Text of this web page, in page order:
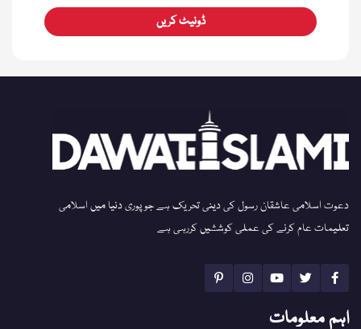
ڈونیٹ کریں
دعوت اسلامی عاشقان رسول کی دینی تحریک ہے جو پوری دنیا میں اسلامی
تعلیمات عام کرنے کی عملی کوششیں کررہی ہے
اہم معلومات